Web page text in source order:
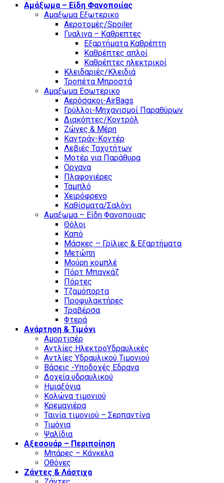
Αμάξωμα – Είδη Φανοποιίας
Αμαξωμα Εξωτερικο
Αεροτομές/Spoiler
Γυαλινα – Καθρεπτες
Εξαρτήματα Καθρέπτη
Καθρέπτες απλοί
Καθρέπτες ηλεκτρικοί
Κλειδαριές/Κλειδιά
Τροπέτα Μπροστά
Αμαξωμα Εσωτερικο
Αερόσακοι-AirBags
Γρύλλοι-Μηχανισμοί Παραθύρων
Διακόπτες/Κοντρόλ
Ζώνες & Μέρη
Καντράν-Κοντέρ
Λεβιές Ταχυτήτων
Μοτέρ για Παράθυρα
Οργανα
Πλαφονιέρες
Ταμπλό
Χειρόφρενο
Καθίσματα/Σαλόνι
Αμαξωμα – Είδη Φανοποιιας
Θόλοι
Καπό
Μάσκες – Γρίλιες & Εξαρτήματα
Μετώπη
Μούρη κομπλέ
Πόρτ Μπαγκάζ
Πόρτες
Τζαμόπορτα
Προφυλακτήρες
Τραβέρσα
Φτερά
Ανάρτηση & Τιμόνι
Αμορτισέρ
Αντλίες ΗλεκτροΥδραυλικές
Αντλίες Υδραυλικού Τιμονιού
Βάσεις -Υποδοχές Εδρανα
Δοχεία υδραυλικού
Ημιαξόνια
Κολώνα τιμονιού
Κρεμαγιέρα
Ταινία τιμονιού – Σερπαντίνα
Τιμόνια
Ψαλίδια
Αξεσουάρ – Περιποίηση
Μπάρες – Κάγκελα
Οθόνες
Ζάντες & Λάστιχα